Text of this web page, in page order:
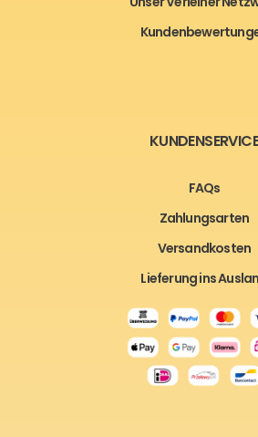
FAQs
Zahlungsarten
Versandkosten
Lieferung ins